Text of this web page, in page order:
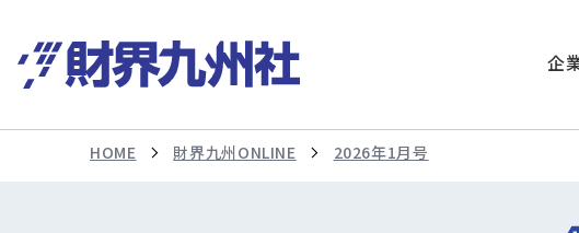
企
HOME 財界九州ONLINE 2026年1月号